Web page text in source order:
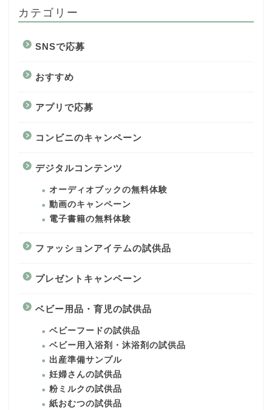
カテゴリー
SNSで応募
おすすめ
アプリで応募
コンビニのキャンペーン
デジタルコンテンツ
オーディオブックの無料体験
動画のキャンペーン
電子書籍の無料体験
ファッションアイテムの試供品
プレゼントキャンペーン
ベビー用品・育児の試供品
ベビーフードの試供品
ベビー用入浴剤・沐浴剤の試供品
出産準備サンプル
妊婦さんの試供品
粉ミルクの試供品
紙おむつの試供品